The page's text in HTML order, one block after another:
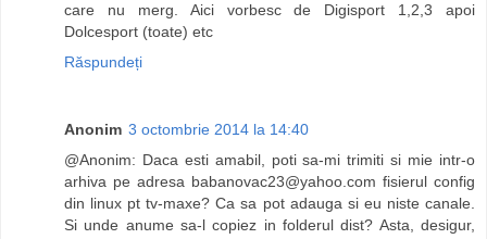
care nu merg. Aici vorbesc de Digisport 1,2,3 apoi
Dolcesport (toate) etc
Răspundeți
Anonim 3 octombrie 2014 la 14:40
@Anonim: Daca esti amabil, poti sa-mi trimiti si mie intr-o
arhiva pe adresa babanovac23@yahoo.com fisierul config
din linux pt tv-maxe? Ca sa pot adauga si eu niste canale.
Si unde anume sa-l copiez in folderul dist? Asta, desigur,